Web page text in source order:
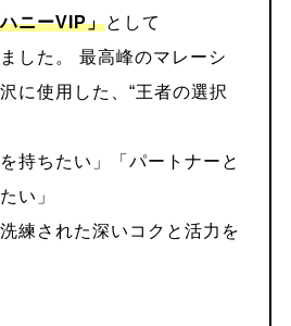
イヤルハニーVIPプレミア
き？コストパフォーマン
ニーVIP」として
した。 最高峰のマレーシ
に使用した、“王者の選択
持ちたい」「パートナーと
い」
練された深いコクと活力を